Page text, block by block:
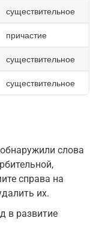
существительное
причастие
существительное
существительное
слова
справа на
их.
в развитие